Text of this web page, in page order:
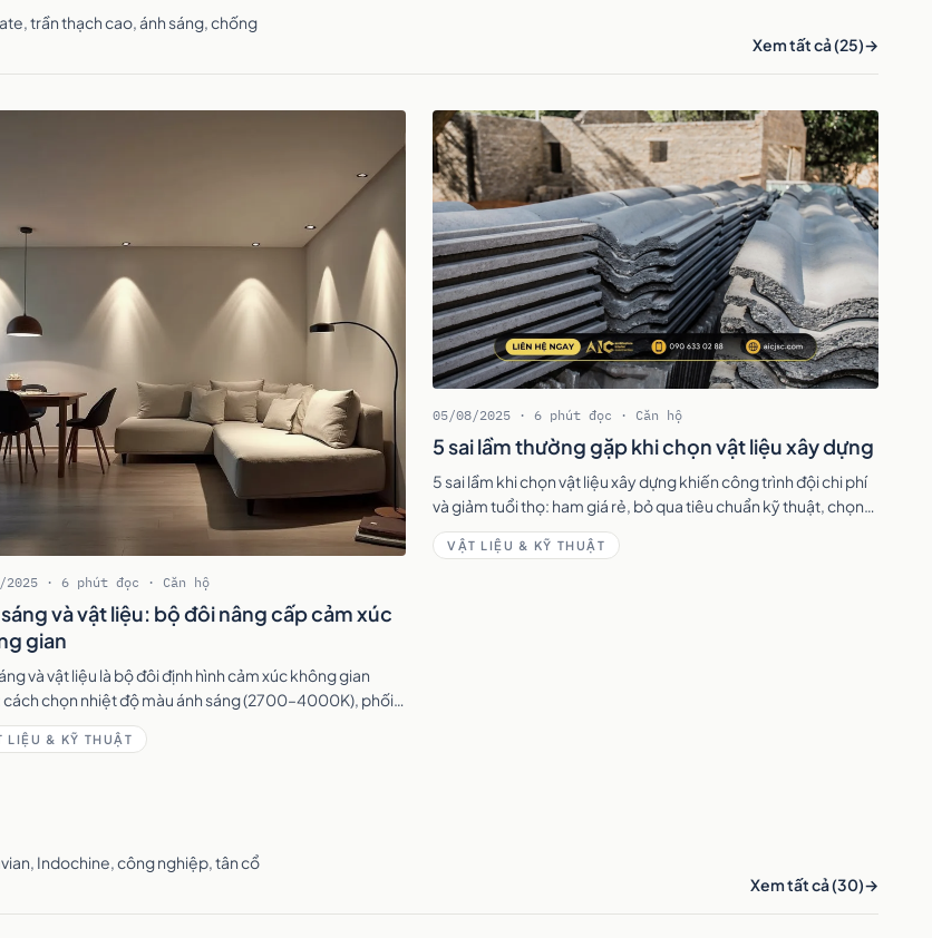
trần thạch cao, ánh sáng, chống
Xem tất cả (25)
2025 · 6 phút đọc · Căn hộ
và vật liệu: bộ đôi nâng cấp cảm xúc
gian
và vật liệu là bộ đôi định hình cảm xúc không gian
chọn nhiệt độ màu ánh sáng (2700–4000K), phối
gỗ, đá, kính và cách kết hợp để nội thất chạm cảm xúc.
LIỆU & KỸ THUẬT
05/08/2025 · 6 phút đọc · Căn hộ
5 sai lầm thường gặp khi chọn vật liệu xây dựng
5 sai lầm khi chọn vật liệu xây dựng khiến công trình đội chi phí
và giảm tuổi thọ: ham giá rẻ, bỏ qua tiêu chuẩn kỹ thuật, chọn
sai mục đích — kèm cách khắc phục.
VẬT LIỆU & KỸ THUẬT
Indochine, công nghiệp, tân cổ
Xem tất cả (30)